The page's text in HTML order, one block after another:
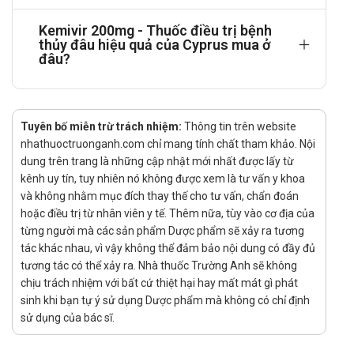
hoặc điều trị nhiễm Herpes zoster ở các trẻ suy giảm
miễn dịch.
thích hợp ở các bệnh nhân này phải được duy trì.
Chú ý đến việc cần thiết phải giảm liều, đặc biệt ở các bệnh
nhân suy thận.
Suy thận
Trong điều trị nhiễm Variezlla và Herpes zosier, việc
điều chỉnh liều được khuyến cáo như sau:
Suy thận trung bình độ thanh thải creatinin 10mL -
25mL/phút, liều 800 mg x 3 lần/ngày, mỗi lần cách
nhau 8 giờ.
Suy thận nặng, độ thanh thải creatinin < 10mL/phút,
Kemivir 200mg - Thuốc điều trị bệnh
thủy đâu hiệu quả của Cyprus mua ở
đâu?
Tuyên bố miễn trừ trách nhiệm: Thông tin trên website
nhathuoctruonganh.com chỉ mang tính chất tham khảo. Nội
dung trên trang là những cập nhật mới nhất được lấy từ
kênh uy tín, tuy nhiên nó không được xem là tư vấn y khoa
và không nhằm mục đích thay thế cho tư vấn, chẩn đoán
hoặc điều trị từ nhân viên y tế. Thêm nữa, tùy vào cơ địa của
từng người mà các sản phẩm Dược phẩm sẽ xảy ra tương
tác khác nhau, vì vậy không thể đảm bảo nội dung có đầy đủ
tương tác có thể xảy ra. Nhà thuốc Trường Anh sẽ không
chịu trách nhiệm với bất cứ thiệt hại hay mất mát gì phát
sinh khi bạn tự ý sử dụng Dược phẩm mà không có chỉ định
sử dụng của bác sĩ.